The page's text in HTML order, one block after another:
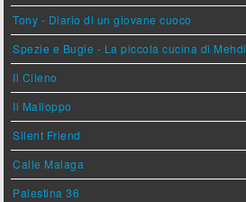
Tony - Diario di un giovane cuoco
Spezie e Bugie - La piccola cucina di Mehdi
Il Cileno
Il Malloppo
Silent Friend
Calle Malaga
Palestina 36